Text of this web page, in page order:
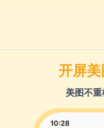
开屏
美图不